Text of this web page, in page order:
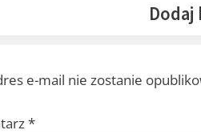
e-mail nie zostanie
*